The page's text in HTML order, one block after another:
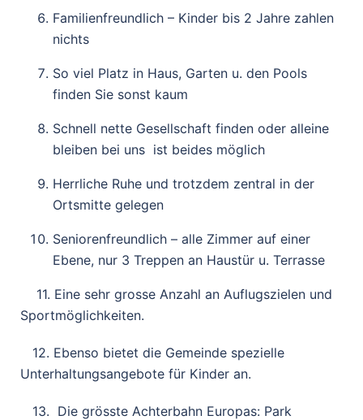
Familienfreundlich – Kinder bis 2 Jahre zahlen
nichts
So viel Platz in Haus, Garten u. den Pools
finden Sie sonst kaum
Schnell nette Gesellschaft finden oder alleine
bleiben bei uns ist beides möglich
Herrliche Ruhe und trotzdem zentral in der
Ortsmitte gelegen
Seniorenfreundlich – alle Zimmer auf einer
Ebene, nur 3 Treppen an Haustür u. Terrasse
11. Eine sehr grosse Anzahl an Auflugszielen und
Sportmöglichkeiten.
12. Ebenso bietet die Gemeinde spezielle
Unterhaltungsangebote für Kinder an.
13. Die grösste Achterbahn Europas: Park